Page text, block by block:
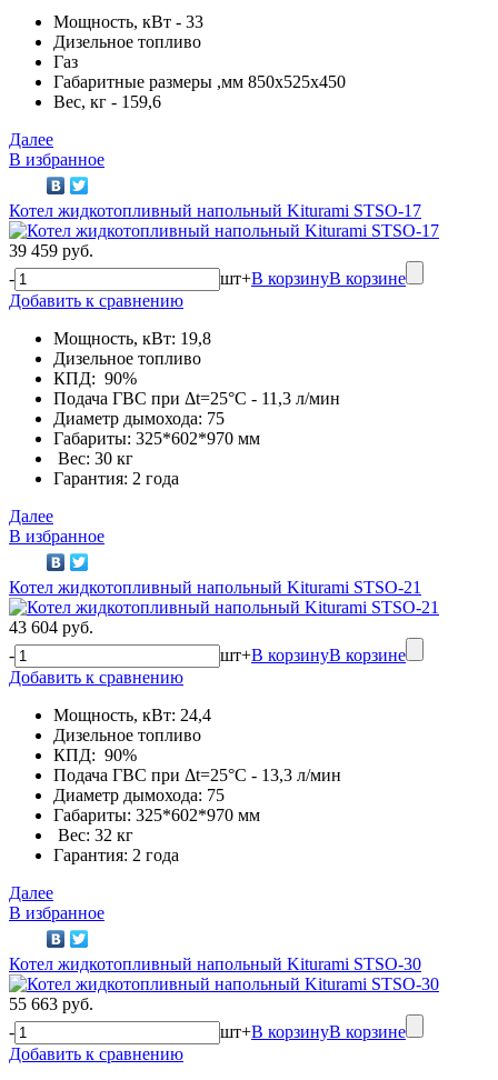
Мощность, кВт - 33
Дизельное топливо
Газ
Габаритные размеры ,мм 850x525x450
Вес, кг - 159,6
Далее
В избранное
Котел жидкотопливный напольный Kiturami STSO-17
39 459 руб.
-
шт+В корзинуВ корзине
Добавить к сравнению
Мощность, кВт: 19,8
Дизельное топливо
КПД: 90%
Подача ГВС при Δt=25°С - 11,3 л/мин
Диаметр дымохода: 75
Габариты: 325*602*970 мм
Вес: 30 кг
Гарантия: 2 года
Далее
В избранное
Котел жидкотопливный напольный Kiturami STSO-21
43 604 руб.
-
шт+В корзинуВ корзине
Добавить к сравнению
Мощность, кВт: 24,4
Дизельное топливо
КПД: 90%
Подача ГВС при Δt=25°С - 13,3 л/мин
Диаметр дымохода: 75
Габариты: 325*602*970 мм
Вес: 32 кг
Гарантия: 2 года
Далее
В избранное
Котел жидкотопливный напольный Kiturami STSO-30
55 663 руб.
-
шт+В корзинуВ корзине
Добавить к сравнению